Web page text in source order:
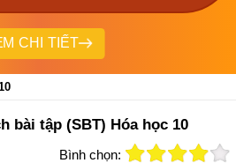
CHI TIẾT
bài tập (SBT) Hóa học 10
Bình chọn: